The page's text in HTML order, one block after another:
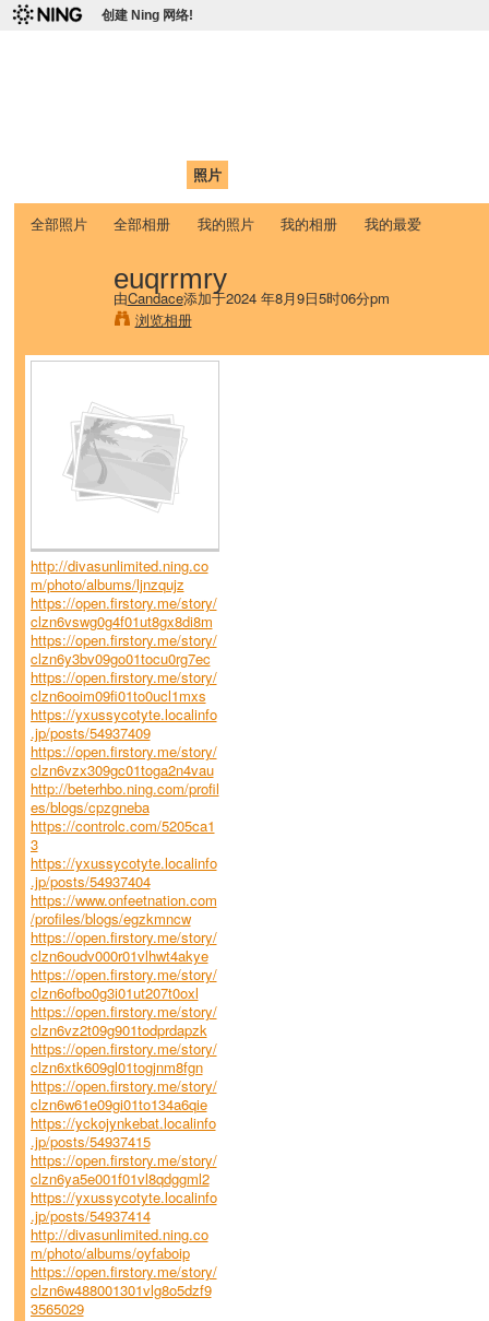
创建 Ning 网络!
照片
全部照片 全部相册 我的照片 我的相册 我的最爱
euqrrmry
由Candace添加于2024 年8月9日5时06分pm
浏览相册
http://divasunlimited.ning.co
m/photo/albums/ljnzqujz
https://open.firstory.me/story/
clzn6vswg0g4f01ut8gx8di8m
https://open.firstory.me/story/
clzn6y3bv09go01tocu0rg7ec
https://open.firstory.me/story/
clzn6ooim09fi01to0ucl1mxs
https://yxussycotyte.localinfo
.jp/posts/54937409
https://open.firstory.me/story/
clzn6vzx309gc01toga2n4vau
http://beterhbo.ning.com/profil
es/blogs/cpzgneba
https://controlc.com/5205ca1
3
https://yxussycotyte.localinfo
.jp/posts/54937404
https://www.onfeetnation.com
/profiles/blogs/egzkmncw
https://open.firstory.me/story/
clzn6oudv000r01vlhwt4akye
https://open.firstory.me/story/
clzn6ofbo0g3i01ut207t0oxl
https://open.firstory.me/story/
clzn6vz2t09g901todprdapzk
https://open.firstory.me/story/
clzn6xtk609gl01togjnm8fgn
https://open.firstory.me/story/
clzn6w61e09gi01to134a6qie
https://yckojynkebat.localinfo
.jp/posts/54937415
https://open.firstory.me/story/
clzn6ya5e001f01vl8qdggml2
https://yxussycotyte.localinfo
.jp/posts/54937414
http://divasunlimited.ning.co
m/photo/albums/oyfaboip
https://open.firstory.me/story/
clzn6w488001301vlg8o5dzf9
3565029